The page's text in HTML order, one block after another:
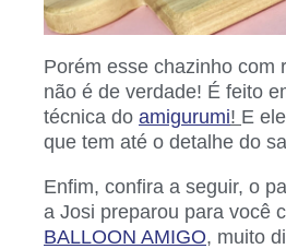
Porém esse chazinho com
não é de verdade! É feito
técnica do amigurumi! E
que tem até o detalhe do
Enfim, confira a seguir, o
a Josi preparou para você
BALLOON AMIGO, muito